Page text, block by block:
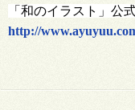
「和のイラスト」公
http://